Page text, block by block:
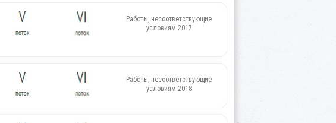
Работы, несоответствующие
условиям 2017
Работы, несоответствующие
условиям 2018